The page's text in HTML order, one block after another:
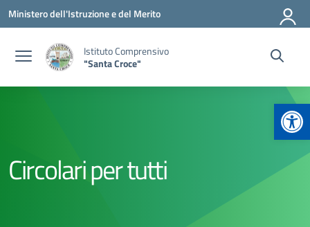
Vai ai contenuti
Vai al menu di navigazione
Vai al footer
Ministero dell'Istruzione e del Merito
Istituto Comprensivo
"Santa Croce"
Circolari per tutti